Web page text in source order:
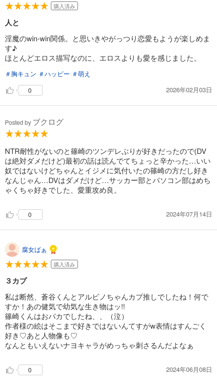
購入済み
人と
淫魔のwin-win関係。と思いきやがっつり恋愛もようが楽しめま
す♪
ほとんどエロス描写なのに、エロスよりも愛を感じました。
＃胸キュン ＃ハッピー ＃萌え
0
2026年02月03日
Posted by ブクログ
NTR耐性がないのと篠崎のツンデレぶりが好きだったので(DV
は絶対ダメだけど)最初の話は読んでてちょっと辛かった…いい
奴ではないけどちゃんとイジメに気付いたの篠崎の方だし好き
なんじゃん…DVはダメだけど…サッカー部とパソコン部はめち
ゃくちゃ好きでした、愛重攻め良。
0 2024年07月14日
腐女ばぁ
購入済み
３カプ
私は断然、蒼谷くんとアルビノちゃんカプ推しでしたね！何で
すか！あの健気で幼気な生き物はッ!!
篠崎くんはおバカでしたね、、（泣）
作者様の絵はそこまで好きではないんてすがw表情はすんごく
好き♡あと人物像も♡
なんともいえないナヨキャラがめっちゃ刺さるんだよなぁ
0 2024年06月08日